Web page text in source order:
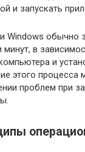
и запускать
Windows обычно
в
и
этого процесса
проблем при